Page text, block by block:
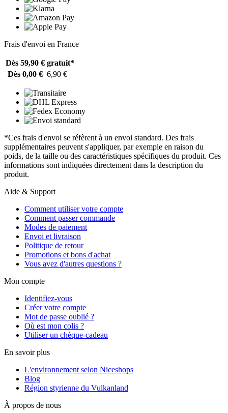
Frais d'envoi en France
Dès 59,90 € gratuit*
Dès 0,00 € 6,90 €
*Ces frais d'envoi se réfèrent à un envoi standard. Des frais
supplémentaires peuvent s'appliquer, par exemple en raison du
poids, de la taille ou des caractéristiques spécifiques du produit. Ces
informations sont indiquées directement dans la description du
produit.
Aide & Support
Comment utiliser votre compte
Comment passer commande
Modes de paiement
Envoi et livraison
Politique de retour
Promotions et bons d'achat
Vous avez d'autres questions ?
Mon compte
Identifiez-vous
Créer votre compte
Mot de passe oublié ?
Où est mon colis ?
Utiliser un chèque-cadeau
En savoir plus
L'environnement selon Niceshops
Blog
Région styrienne du Vulkanland
À propos de nous